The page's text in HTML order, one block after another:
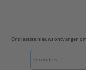
Ons laatste nieuws ontvangen